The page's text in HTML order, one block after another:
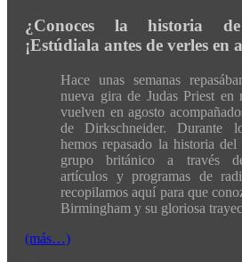
¿Conoces la historia
¡Estúdiala antes de verles en
Hace unas semanas
nueva gira de Judas Priest en
vuelven en agosto
de Dirkschneider. Durante
hemos repasado la historia
grupo británico a través
artículos y programas de
recopilamos aquí para que
Birmingham y su gloriosa
(más…)